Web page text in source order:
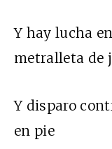
Y hay lucha
metralleta de
Y disparo
en pie